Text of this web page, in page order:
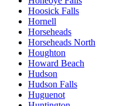
Hoosick Falls
Hornell
Horseheads
Horseheads North
Houghton
Howard Beach
Hudson
Hudson Falls
Huguenot